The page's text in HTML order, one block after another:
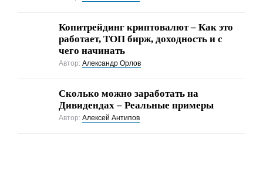
Копитрейдинг криптовалют – Как это
работает, ТОП бирж, доходность и с
чего начинать
Автор:Александр Орлов
Сколько можно заработать на
Дивидендах – Реальные примеры
Автор:Алексей Антипов